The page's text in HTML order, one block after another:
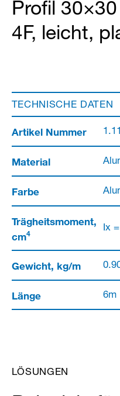
Profil 30×30
4F, leicht,
TECHNISCHE DATEN
Artikel Nummer
Material
Farbe
Trägheitsmoment,
cm4 Ix
Gewicht, kg/m
Länge 6m
LÖSUNGEN